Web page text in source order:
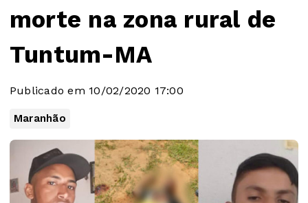
morte na zona rural de
Tuntum-MA
Publicado em 10/02/2020 17:00
Maranhão